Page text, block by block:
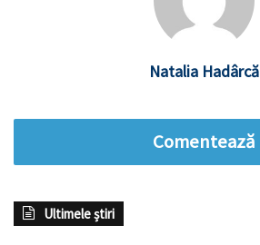
Natalia Hadârcă
Comentează
Ultimele știri